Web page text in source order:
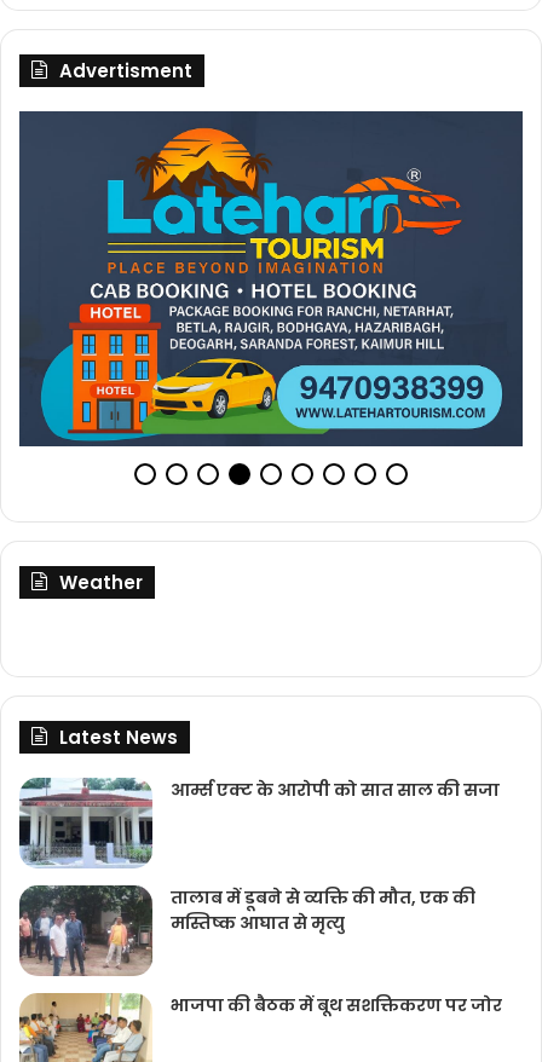
Advertisment
Weather
Latest News
आर्म्स एक्ट के आरोपी को सात साल की सजा
तालाब में डूबने से व्यक्ति की मौत, एक की
मस्तिष्क आघात से मृत्यु
भाजपा की बैठक में बूथ सशक्तिकरण पर जोर